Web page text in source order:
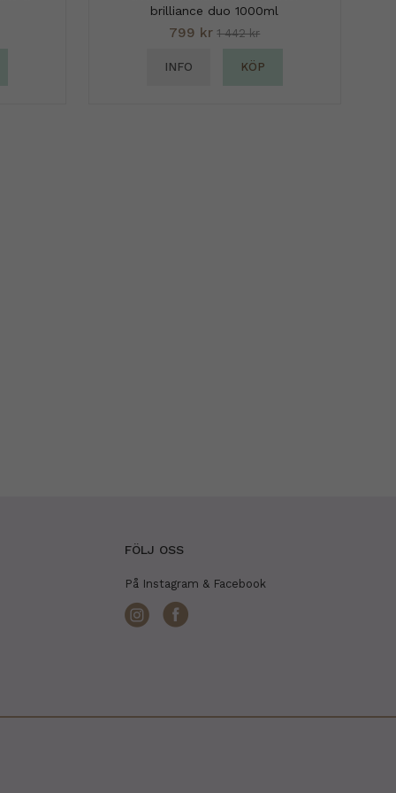
brilliance duo 1000ml
799 kr 1 442 kr
INFO KÖP
FÖLJ OSS
På Instagram & Facebook